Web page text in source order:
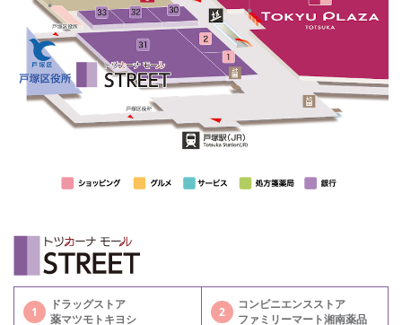
1
ドラッグストア
薬マツモトキヨシ
2
コンビニエンスストア
ファミリーマート湘南薬品